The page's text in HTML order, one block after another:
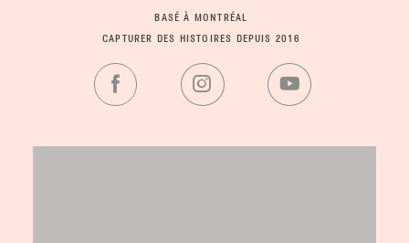
BASÉ À MONTRÉAL
CAPTURER DES HISTOIRES DEPUIS 2016